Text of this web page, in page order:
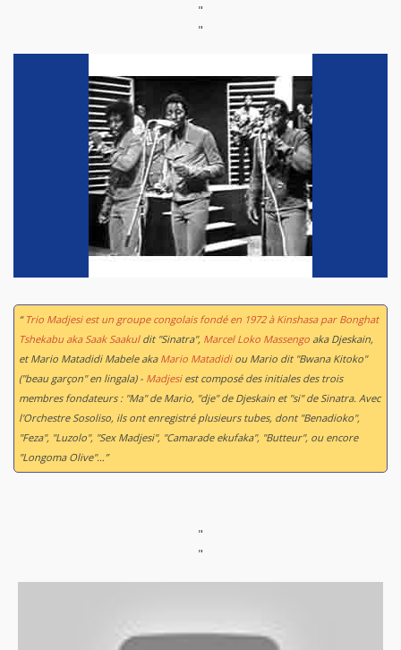
"
"
“ Trio Madjesi est un groupe congolais fondé en 1972 à Kinshasa par Bonghat
Tshekabu aka Saak Saakuldit "Sinatra", Marcel Loko Massengo aka Djeskain,
et Mario Matadidi Mabele aka Mario Matadidiou Mario dit "Bwana Kitoko"
("beau garçon" en lingala) - Madjesiest composé des initiales des trois
membres fondateurs : "Ma" de Mario, "dje" de Djeskain et "si" de Sinatra. Avec
l'Orchestre Sosoliso, ils ont enregistré plusieurs tubes, dont "Benadioko",
"Feza", "Luzolo", "Sex Madjesi", "Camarade ekufaka", "Butteur", ou encore
"Longoma Olive"…”
"
"